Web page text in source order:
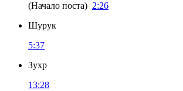
(Начало поста) 2:26
Шурук
5:37
Зухр
13:28